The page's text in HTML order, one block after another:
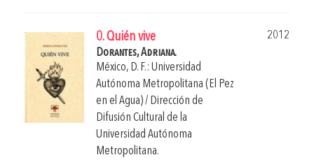
0. Quién vive
2012
Dorantes, Adriana.
México, D. F.: Universidad
Autónoma Metropolitana (El Pez
en el Agua) / Dirección de
Difusión Cultural de la
Universidad Autónoma
Metropolitana.